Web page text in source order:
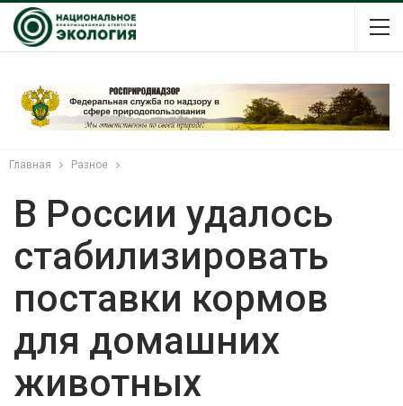
Главная Разное
В России удалось
стабилизировать
поставки кормов
для домашних
животных